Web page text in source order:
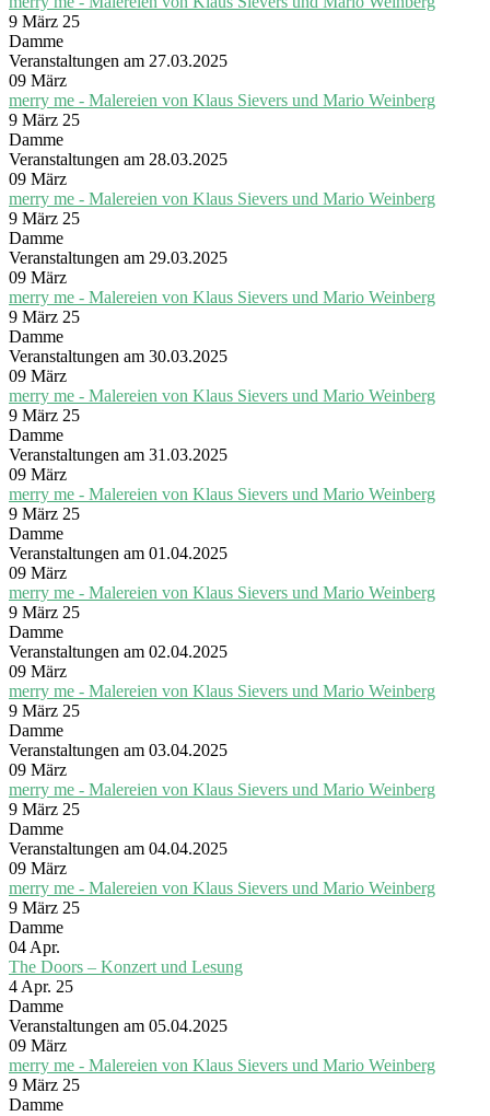
9 März 25
Damme
Veranstaltungen am 27.03.2025
09 März
merry me - Malereien von Klaus Sievers und Mario Weinberg
9 März 25
Damme
Veranstaltungen am 28.03.2025
09 März
merry me - Malereien von Klaus Sievers und Mario Weinberg
9 März 25
Damme
Veranstaltungen am 29.03.2025
09 März
merry me - Malereien von Klaus Sievers und Mario Weinberg
9 März 25
Damme
Veranstaltungen am 30.03.2025
09 März
merry me - Malereien von Klaus Sievers und Mario Weinberg
9 März 25
Damme
Veranstaltungen am 31.03.2025
09 März
merry me - Malereien von Klaus Sievers und Mario Weinberg
9 März 25
Damme
Veranstaltungen am 01.04.2025
09 März
merry me - Malereien von Klaus Sievers und Mario Weinberg
9 März 25
Damme
Veranstaltungen am 02.04.2025
09 März
merry me - Malereien von Klaus Sievers und Mario Weinberg
9 März 25
Damme
Veranstaltungen am 03.04.2025
09 März
merry me - Malereien von Klaus Sievers und Mario Weinberg
9 März 25
Damme
Veranstaltungen am 04.04.2025
09 März
merry me - Malereien von Klaus Sievers und Mario Weinberg
9 März 25
Damme
04 Apr.
The Doors – Konzert und Lesung
4 Apr. 25
Damme
Veranstaltungen am 05.04.2025
09 März
merry me - Malereien von Klaus Sievers und Mario Weinberg
9 März 25
Damme